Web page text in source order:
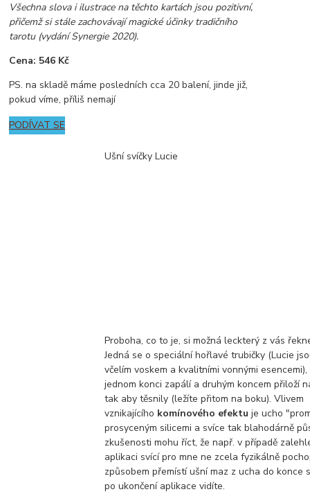
Všechna slova i ilustrace na těchto kartách jsou pozitivní,
přičemž si stále zachovávají magické účinky tradičního
tarotu (vydání Synergie 2020).
Cena: 546 Kč
PS. na skladě máme posledních cca 20 balení, jinde již,
pokud víme, příliš nemají
PODÍVAT SE
Ušní svíčky Lucie
Proboha, co to je, si možná leckterý z vás
Jedná se o speciální hořlavé trubičky (Lucie
včelím voskem a kvalitními vonnými
jednom konci zapálí a druhým koncem přiloží
tak aby těsnily (ležíte přitom na boku). Vlivem
vznikajícího komínového efektu je ucho
prosyceným silicemi a svíce tak blahodárně
zkušenosti mohu říct, že např. v případě
aplikaci svící pro mne ne zcela fyzikálně
způsobem přemístí ušní maz z ucha do konce
po ukončení aplikace vidíte.